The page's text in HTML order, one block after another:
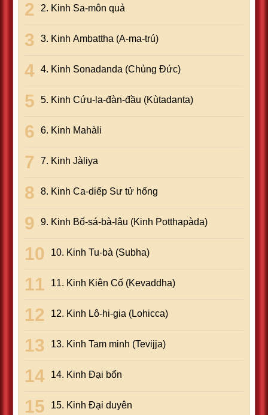
2. Kinh Sa-môn quả
3. Kinh Ambattha (A-ma-trú)
4. Kinh Sonadanda (Chủng Ðức)
5. Kinh Cứu-la-đàn-đầu (Kùtadanta)
6. Kinh Mahàli
7. Kinh Jàliya
8. Kinh Ca-diếp Sư tử hống
9. Kinh Bố-sá-bà-lâu (Kinh Potthapàda)
10. Kinh Tu-bà (Subha)
11. Kinh Kiên Cố (Kevaddha)
12. Kinh Lô-hi-gia (Lohicca)
13. Kinh Tam minh (Tevijja)
14. Kinh Ðại bổn
15. Kinh Ðại duyên